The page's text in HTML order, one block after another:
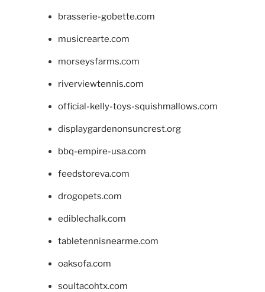
brasserie-gobette.com
musicrearte.com
morseysfarms.com
riverviewtennis.com
official-kelly-toys-squishmallows.com
displaygardenonsuncrest.org
bbq-empire-usa.com
feedstoreva.com
drogopets.com
ediblechalk.com
tabletennisnearme.com
oaksofa.com
soultacohtx.com